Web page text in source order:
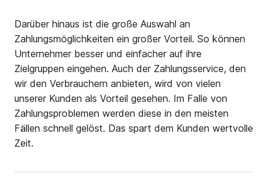
Darüber hinaus ist die große Auswahl an
Zahlungsmöglichkeiten ein großer Vorteil. So können
Unternehmer besser und einfacher auf ihre
Zielgruppen eingehen. Auch der Zahlungsservice, den
wir den Verbrauchern anbieten, wird von vielen
unserer Kunden als Vorteil gesehen. Im Falle von
Zahlungsproblemen werden diese in den meisten
Fällen schnell gelöst. Das spart dem Kunden wertvolle
Zeit.